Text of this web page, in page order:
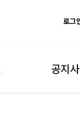
로그
공지